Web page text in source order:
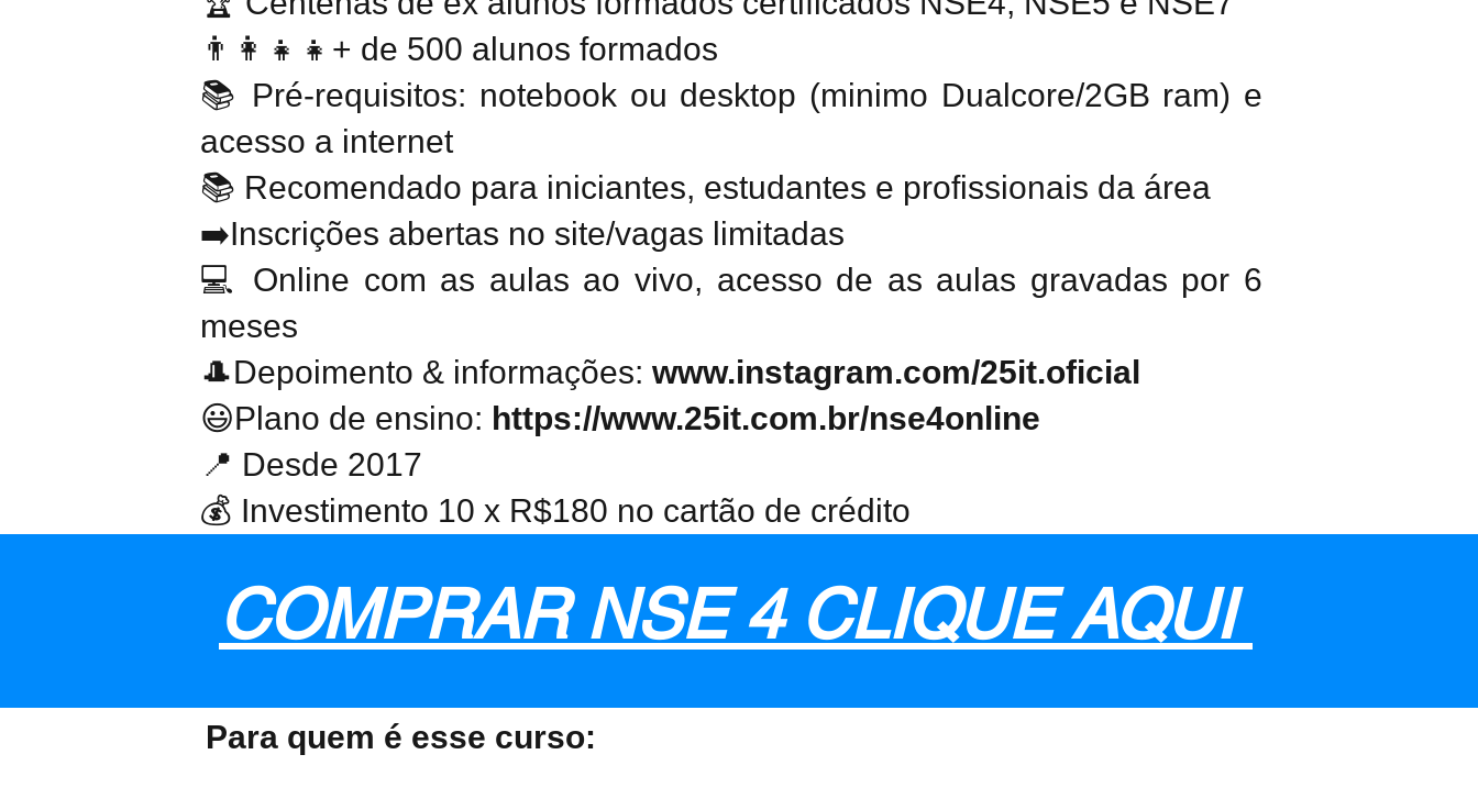
👨‍👩‍👧‍👧+ de 500 alunos formados
📚 Pré-requisitos: notebook ou desktop (minimo Dualcore/2GB ram) e
acesso a internet
📚 Recomendado para iniciantes, estudantes e profissionais da área
➡️Inscrições abertas no site/vagas limitadas
💻
Online com as aulas ao vivo, acesso de as aulas gravadas por 6
meses
🎩Depoimento & informações: www.instagram.com/25it.oficial
😃Plano de ensino: https://www.25it.com.br/nse4online
📍 Desde 2017
💰 Investimento 10 x R$180 no cartão de crédito
COMPRAR NSE 4 CLIQUE AQUI
Para quem é esse curso: